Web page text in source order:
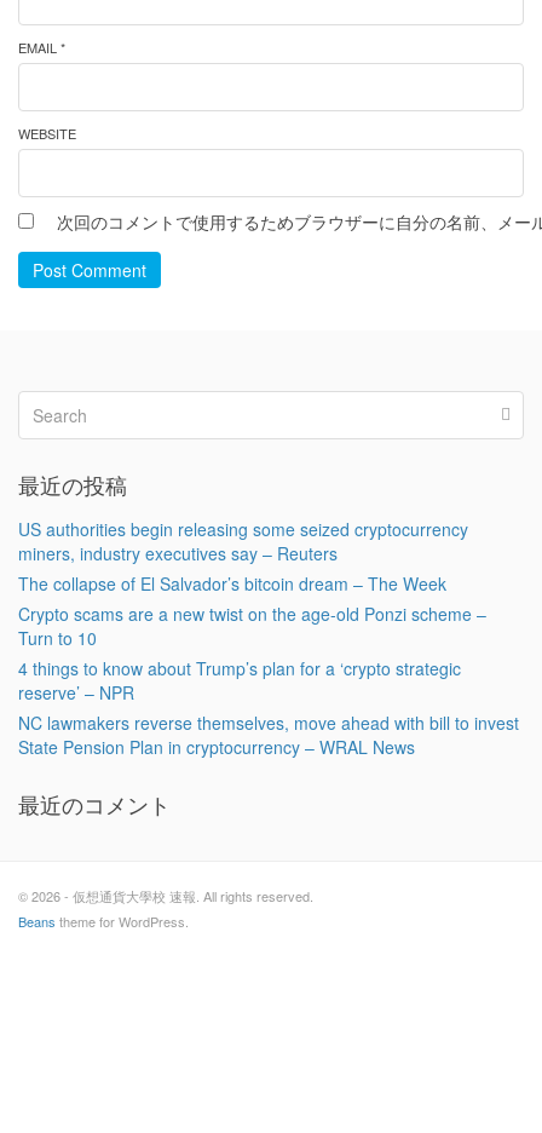
EMAIL *
WEBSITE
次回のコメントで使用するためブラウザーに自分の名前、メー
Post Comment
最近の投稿
US authorities begin releasing some seized cryptocurrency
miners, industry executives say – Reuters
The collapse of El Salvador’s bitcoin dream – The Week
Crypto scams are a new twist on the age-old Ponzi scheme –
Turn to 10
4 things to know about Trump’s plan for a ‘crypto strategic
reserve’ – NPR
NC lawmakers reverse themselves, move ahead with bill to invest
State Pension Plan in cryptocurrency – WRAL News
最近のコメント
© 2026 - 仮想通貨大學校 速報. All rights reserved.
Beans theme for WordPress.